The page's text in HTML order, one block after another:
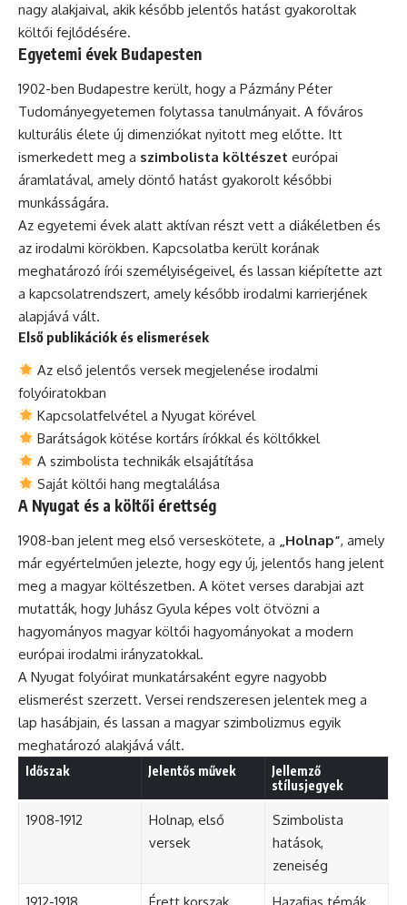
nagy alakjaival, akik később jelentős hatást gyakoroltak
költői fejlődésére.
Egyetemi évek Budapesten
1902-ben Budapestre került, hogy a Pázmány Péter
Tudományegyetemen folytassa tanulmányait. A főváros
kulturális élete új dimenziókat nyitott meg előtte. Itt
ismerkedett meg a szimbolista költészet európai
áramlatával, amely döntő hatást gyakorolt későbbi
munkásságára.
Az egyetemi évek alatt aktívan részt vett a diákéletben és
az irodalmi körökben. Kapcsolatba került korának
meghatározó írói személyiségeivel, és lassan kiépítette azt
a kapcsolatrendszert, amely később irodalmi karrierjének
alapjává vált.
Első publikációk és elismerések
Az első jelentős versek megjelenése irodalmi
folyóiratokban
Kapcsolatfelvétel a Nyugat körével
Barátságok kötése kortárs írókkal és költőkkel
A szimbolista technikák elsajátítása
Saját költői hang megtalálása
A Nyugat és a költői érettség
1908-ban jelent meg első verseskötete, a „Holnap”, amely
már egyértelműen jelezte, hogy egy új, jelentős hang jelent
meg a magyar költészetben. A kötet verses darabjai azt
mutatták, hogy Juhász Gyula képes volt ötvözni a
hagyományos magyar költői hagyományokat a modern
európai irodalmi irányzatokkal.
A Nyugat folyóirat munkatársaként egyre nagyobb
elismerést szerzett. Versei rendszeresen jelentek meg a
lap hasábjain, és lassan a magyar szimbolizmus egyik
meghatározó alakjává vált.
Időszak Jelentős művek
Jellemző
stílusjegyek
1908-1912
Holnap, első
versek
Szimbolista
hatások,
zeneiség
1912-1918 Érett korszak Hazafias témák,